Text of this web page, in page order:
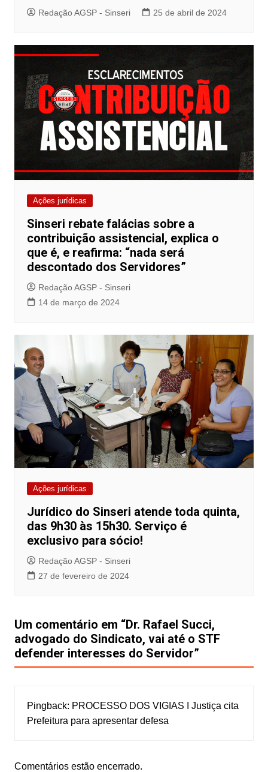
Redação AGSP - Sinseri 25 de abril de 2024
Ações jurídicas
Sinseri rebate falácias sobre a
contribuição assistencial, explica o
que é, e reafirma: “nada será
descontado dos Servidores”
Redação AGSP - Sinseri
14 de março de 2024
Ações jurídicas
Jurídico do Sinseri atende toda quinta,
das 9h30 às 15h30. Serviço é
exclusivo para sócio!
Redação AGSP - Sinseri
27 de fevereiro de 2024
Um comentário em “Dr. Rafael Succi,
advogado do Sindicato, vai até o STF
defender interesses do Servidor”
Pingback: PROCESSO DOS VIGIAS I Justiça cita
Prefeitura para apresentar defesa
Comentários estão encerrado.